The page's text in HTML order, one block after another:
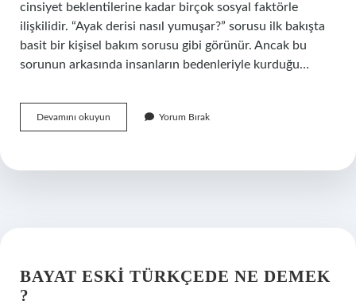
cinsiyet beklentilerine kadar birçok sosyal faktörle
ilişkilidir. “Ayak derisi nasıl yumuşar?” sorusu ilk bakışta
basit bir kişisel bakım sorusu gibi görünür. Ancak bu
sorunun arkasında insanların bedenleriyle kurduğu…
Devamını okuyun
derisi
?
Yorum Bırak
BAYAT ESKI TÜRKÇEDE NE DEMEK
?